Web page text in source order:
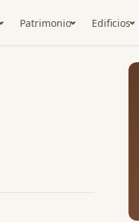
Patrimonio Edificios